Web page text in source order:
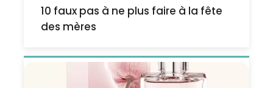
10 faux pas à ne plus faire à la fête
des mères